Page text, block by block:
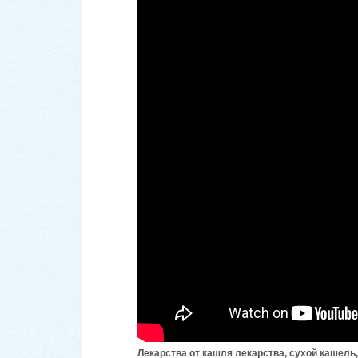
Лекарства от кашля лекарства, сухой